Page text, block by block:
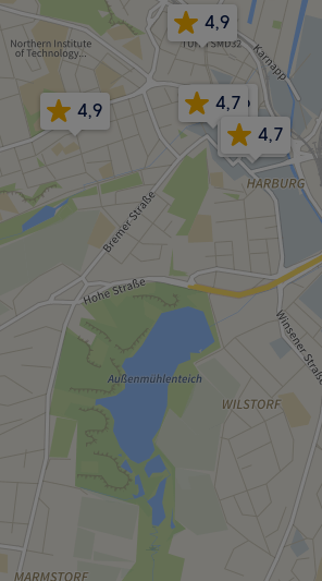
4,6
4,7
4,9
4,7
4,9
4,7